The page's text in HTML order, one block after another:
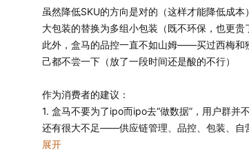
商业内容策划：Nene
封面设计：饭团
欢迎扫码添加声小音，在节目之外和我们保持
「用声音碰撞世界」
虽然降低SKU的方向是对的（这样才能降低成
大包装的替换为多组小包装（既不环保，也更贵
此外，盒马的品控一直不如山姆——买过西梅和
己都不尝一下（放了一段时间还是酸的不行）
作为消费者的建议：
1. 盒马不要为了ipo而ipo去“做数据”，用户群并
还有很大不足——供应链管理、品控、包装、自
2. 盒马的产品，管理层是不是自己先去试吃一下
展开